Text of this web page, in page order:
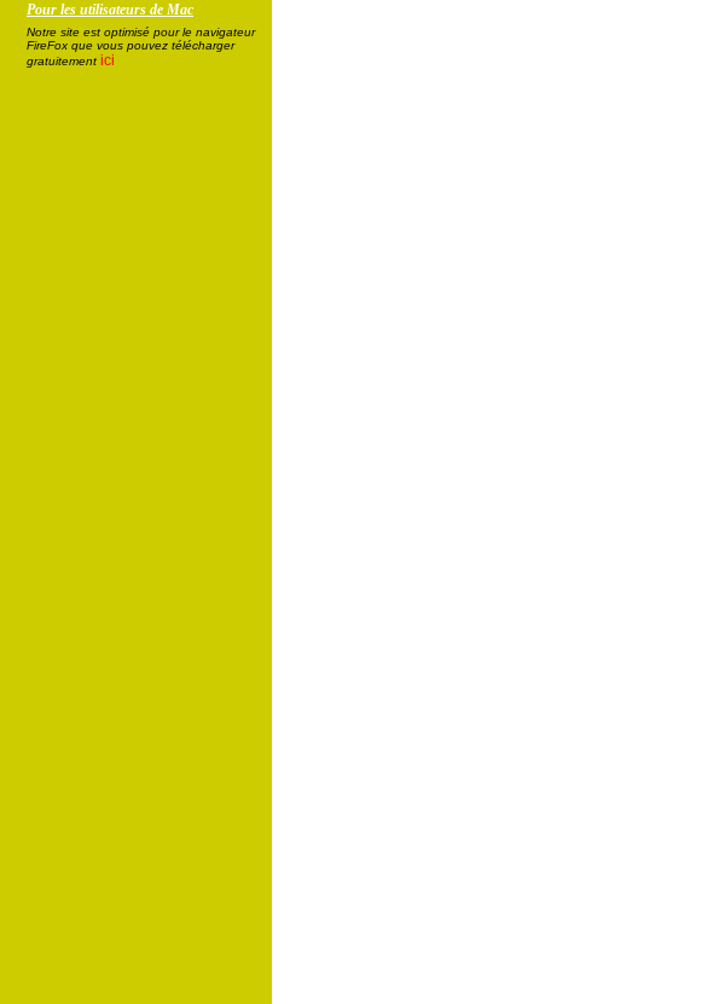
Pour les utilisateurs de Mac
Notre site est optimisé pour le navigateur
FireFox que vous pouvez télécharger
gratuitement ici